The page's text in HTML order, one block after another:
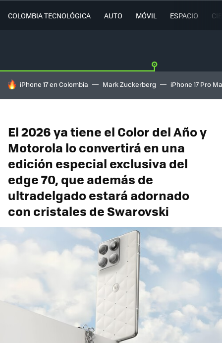
COLOMBIA TECNOLÓGICA AUTO MÓVIL ESPACIO
HOY SE HABLA DE
iPhone 17 en Colombia Mark Zuckerberg iPhone 17 Pro
El 2026 ya tiene el Color del Año y
Motorola lo convertirá en una
edición especial exclusiva del
edge 70, que además de
ultradelgado estará adornado
con cristales de Swarovski